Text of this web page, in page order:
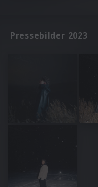
Pressebilder 2023